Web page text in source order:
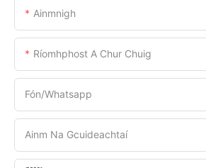
Ainmnigh
Ríomhphost A Chur Chuig
Fón/whatsapp
Ainm Na Gcuideachtaí